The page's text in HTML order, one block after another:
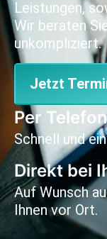
Leistungen,
Wir beraten
unkompliziert.
Jetzt
Per
Schnell und
Direkt bei
Auf Wunsch
Ihnen vor Ort.